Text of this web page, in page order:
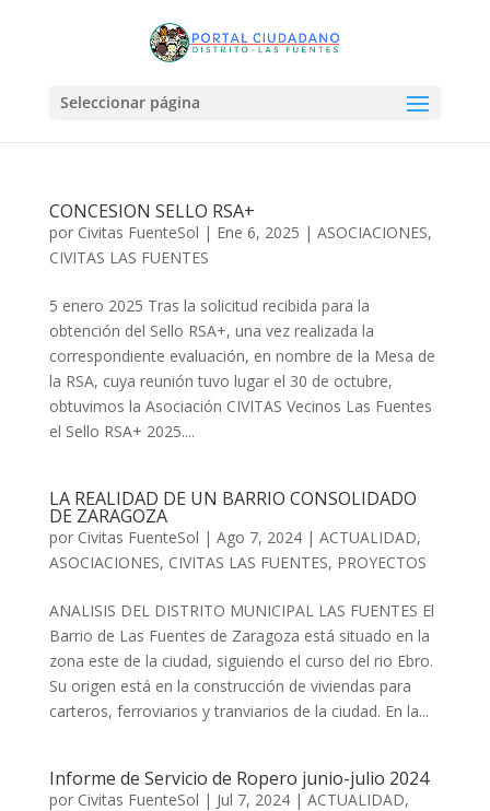
Seleccionar página
CONCESION SELLO RSA+
por Civitas FuenteSol | Ene 6, 2025 | ASOCIACIONES,
CIVITAS LAS FUENTES
5 enero 2025 Tras la solicitud recibida para la
obtención del Sello RSA+, una vez realizada la
correspondiente evaluación, en nombre de la Mesa de
la RSA, cuya reunión tuvo lugar el 30 de octubre,
obtuvimos la Asociación CIVITAS Vecinos Las Fuentes
el Sello RSA+ 2025....
LA REALIDAD DE UN BARRIO CONSOLIDADO
DE ZARAGOZA
por Civitas FuenteSol | Ago 7, 2024| ACTUALIDAD,
ASOCIACIONES, CIVITAS LAS FUENTES, PROYECTOS
ANALISIS DEL DISTRITO MUNICIPAL LAS FUENTES El
Barrio de Las Fuentes de Zaragoza está situado en la
zona este de la ciudad, siguiendo el curso del rio Ebro.
Su origen está en la construcción de viviendas para
carteros, ferroviarios y tranviarios de la ciudad. En la...
Informe de Servicio de Ropero junio-julio 2024
por Civitas FuenteSol | Jul 7, 2024| ACTUALIDAD,